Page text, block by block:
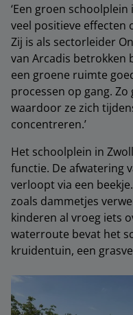
‘Een groen
veel positieve effecten
Zij is als sectorleider
van Arcadis betrokken
een groene ruimte
processen op gang.
waardoor ze zich
concentreren.’
Het schoolplein in
functie. De afwatering
verloopt via een
zoals dammetjes
kinderen al vroeg iets
waterroute bevat het
kruidentuin, een